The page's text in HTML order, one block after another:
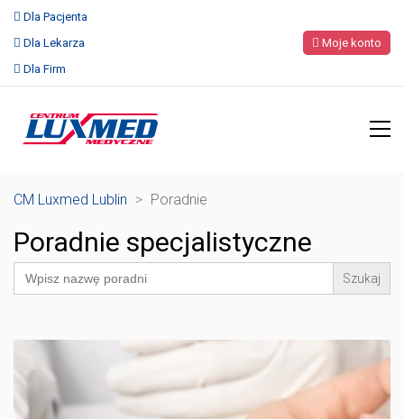
Dla Pacjenta
Dla Lekarza
Dla Firm
Moje konto
CM Luxmed Lublin > Poradnie
Poradnie specjalistyczne
Search
for: